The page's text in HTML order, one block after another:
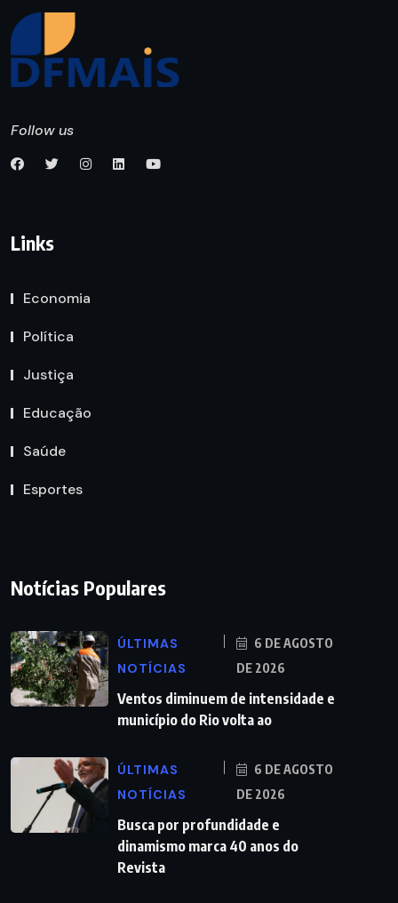
Follow us
Links
Economia
Política
Justiça
Educação
Saúde
Esportes
Notícias Populares
ÚLTIMAS
NOTÍCIAS
6 DE AGOSTO
DE 2026
Ventos diminuem de intensidade e
município do Rio volta ao
ÚLTIMAS
NOTÍCIAS
6 DE AGOSTO
DE 2026
Busca por profundidade e
dinamismo marca 40 anos do
Revista